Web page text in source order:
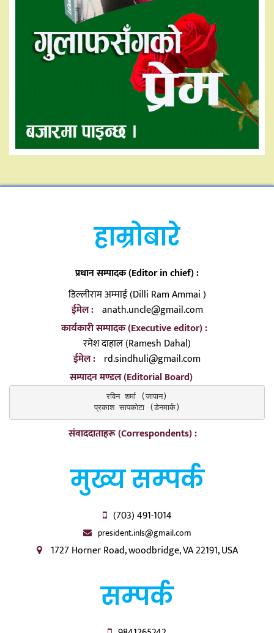
हाम्रोबारे
प्रधान सम्पादक (Editor in chief) :
डिल्लीराम अम्माई (Dilli Ram Ammai )
ईमेल : anath.uncle@gmail.com
कार्यकारी सम्पादक (Executive editor) :
रमेश दाहाल (Ramesh Dahal)
ईमेल : rd.sindhuli@gmail.com
सम्पादन मण्डल (Editorial Board)
रविन शर्मा (जापान)
प्रकाश सापकोटा (डेनमार्क)
संवाददाताहरू (Correspondents) :
मुख्य सम्पर्क
(703) 491-1014
president.inls@gmail.com
1727 Horner Road, woodbridge, VA 22191, USA
सम्पर्क